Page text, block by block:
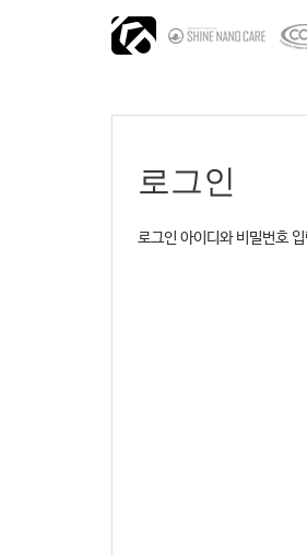
로그인
로그인 아이디와 비밀번호